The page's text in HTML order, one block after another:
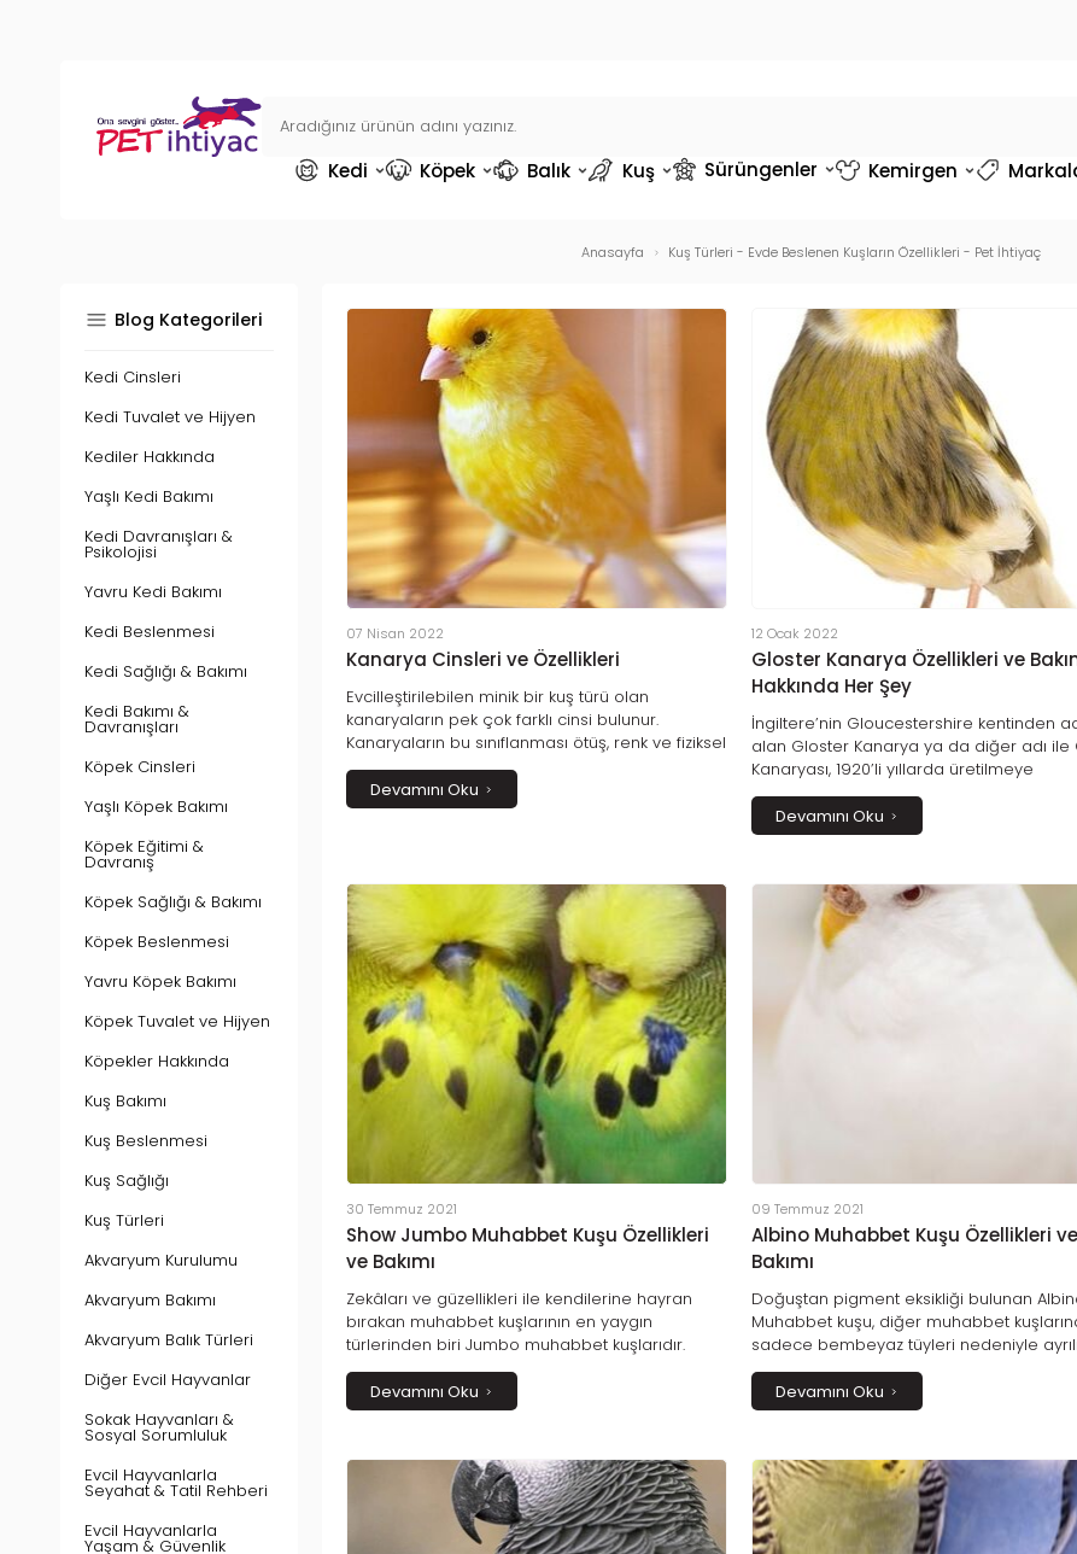
Kedi Köpek Balık Kuş Sürüngenler Kemirgen
Anasayfa Kuş Türleri - Evde Beslenen Kuşların Özellikleri - Pet İhtiyaç
Blog Kategorileri
Kedi Cinsleri
Kedi Tuvalet ve Hijyen
Kediler Hakkında
Yaşlı Kedi Bakımı
Kedi Davranışları &
Psikolojisi
Yavru Kedi Bakımı
Kedi Beslenmesi
Kedi Sağlığı & Bakımı
Kedi Bakımı &
Davranışları
Köpek Cinsleri
Yaşlı Köpek Bakımı
Köpek Eğitimi &
Davranış
Köpek Sağlığı & Bakımı
Köpek Beslenmesi
Yavru Köpek Bakımı
Köpek Tuvalet ve Hijyen
Köpekler Hakkında
Kuş Bakımı
Kuş Beslenmesi
Kuş Sağlığı
Kuş Türleri
Akvaryum Kurulumu
Akvaryum Bakımı
Akvaryum Balık Türleri
Diğer Evcil Hayvanlar
Sokak Hayvanları &
Sosyal Sorumluluk
Evcil Hayvanlarla
Seyahat & Tatil Rehberi
Evcil Hayvanlarla
Yaşam & Güvenlik
07 Nisan 2022
Kanarya Cinsleri ve Özellikleri
Evcilleştirilebilen minik bir kuş türü olan
kanaryaların pek çok farklı cinsi bulunur.
Kanaryaların bu sınıflanması ötüş, renk ve fiziksel
özelliklerinin farklılığı esasına dayanır. Ülkemizde
ve dünyada en çok bilinen kanarya cinsleri ise
Gloster, Yorkshire, Norwich, Malinua, Taklacı
Devamını Oku
12 Ocak 2022
Gloster Kanarya Özellikleri ve
Hakkında Her Şey
İngiltere’nin Gloucestershire kentinden
alan Gloster Kanarya ya da diğer adı ile
Kanaryası, 1920’li yıllarda üretilmeye
başlanmıştır. Ünü İngiltere’nin dışına taşıp
ülkemizde de çok popüler olan bu kuşların
Corona adlı türünün en belirgin fiziksel
Devamını Oku
30 Temmuz 2021
Show Jumbo Muhabbet Kuşu Özellikleri
ve Bakımı
Zekâları ve güzellikleri ile kendilerine hayran
bırakan muhabbet kuşlarının en yaygın
türlerinden biri Jumbo muhabbet kuşlarıdır.
Jumbo muhabbet kuşlarının türlerinden olan
Show Jumbo muhabbet kuşunun ayırt edici
özelliği ise başındaki tüyleridir. Show Jumboların
olur ve yüzlerini tamamen kaplar.
Devamını Oku
09 Temmuz 2021
Albino Muhabbet Kuşu Özellikleri ve
Bakımı
Doğuştan pigment eksikliği bulunan
Muhabbet kuşu, diğer muhabbet
sadece bembeyaz tüyleri nedeniyle
karakter yapıları ve hastalıklara
ile bakım ihtiyaçları da farklılık gösterir.
Devamını Oku